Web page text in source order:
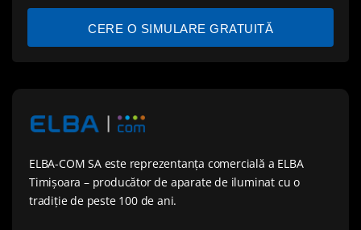
CERE O SIMULARE GRATUITĂ
ELBA-COM SA este reprezentanța comercială a ELBA
Timișoara – producător de aparate de iluminat cu o
tradiție de peste 100 de ani.